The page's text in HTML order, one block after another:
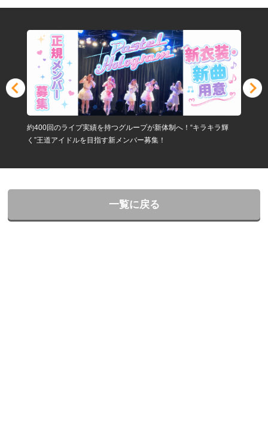
約400回のライブ実績を持つグループが新体制へ！“キラキラ輝
く”王道アイドルを目指す新メンバー募集！
一覧に戻る